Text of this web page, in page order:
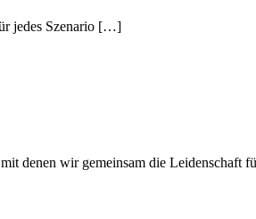
jedes Szenario […]
denen wir gemeinsam die Leidenschaft